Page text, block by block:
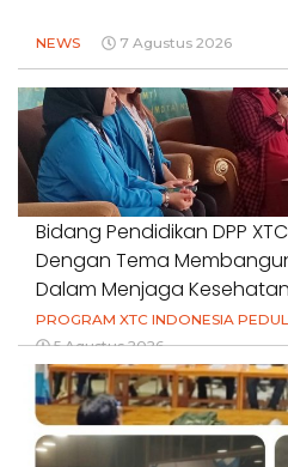
NEWS 7 Agustus 2026
Bidang Pendidikan DPP
Dengan Tema
Dalam Menjaga
PROGRAM XTC INDONESIA
5 Agustus 2026